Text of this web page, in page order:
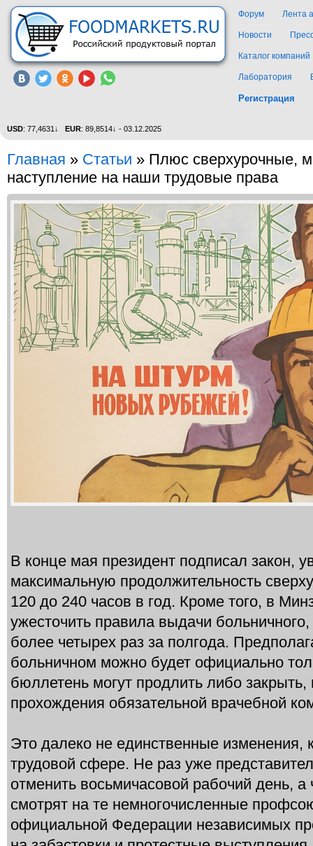
Форум Лента
Новости
Каталог компаний
Лаборатория
Регистрация
USD: 77,4631↓ EUR: 89,8514↓ - 03.12.2025
Главная » Статьи » Плюс сверхурочные,
наступление на наши трудовые права
В конце мая президент подписал закон,
максимальную продолжительность
120 до 240 часов в год. Кроме того, в
ужесточить правила выдачи
более четырех раз за полгода.
больничном можно будет официально
бюллетень могут продлить либо закрыть,
прохождения обязательной врачебной
Это далеко не единственные изменения,
трудовой сфере. Не раз уже
отменить восьмичасовой рабочий день,
смотрят на те немногочисленные
официальной Федерации независимых